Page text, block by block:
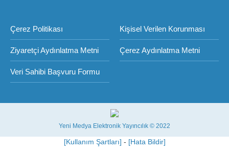
Çerez Politikası Kişisel Verilen Korunması
Ziyaretçi Aydınlatma Metni Çerez Aydınlatma Metni
Veri Sahibi Başvuru Formu
Yeni Medya Elektronik Yayıncılık © 2022
[Kullanım Şartları] - [Hata Bildir]